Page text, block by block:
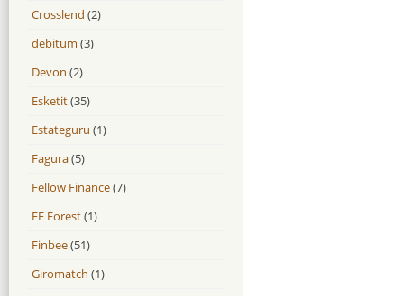
Crosslend (2)
debitum (3)
Devon (2)
Esketit(35)
Estateguru (1)
Fagura(5)
Fellow Finance(7)
FF Forest(1)
Finbee(51)
Giromatch (1)